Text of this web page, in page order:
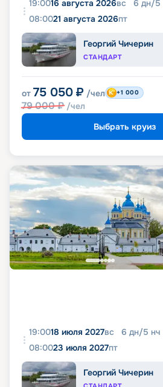
19:0016 августа 2026вс 6 дн/5
08:0021 августа 2026пт
Георгий Чичерин
СТАНДАРТ
от 75 050 ₽ /чел
79 000₽ /чел
+1 000
Выбрать круиз
19:0018 июля 2027вс 6 дн/5 нч
08:0023 июля 2027пт
Георгий Чичерин